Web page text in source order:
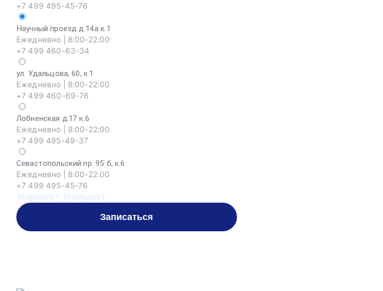
+7 499 495-45-76
Научный проезд д.14а к.1
Ежедневно | 8:00-22:00
+7 499 460-63-34
ул. Удальцова, 60, к.1
Ежедневно | 8:00-22:00
+7 499 460-69-76
Лобненская д.17 к.6
Ежедневно | 8:00-22:00
+7 499 495-49-37
Севастопольский пр. 95 б, к.6
Ежедневно | 8:00-22:00
+7 499 495-45-76
Маршрут Маршрут
Записаться